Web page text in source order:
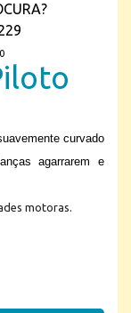
curvado
agarrarem e
motoras.